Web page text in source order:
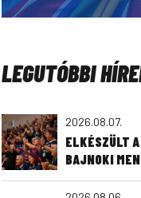
LEGUTÓBBI
2026.08.07.
ELKÉSZÜLT
BAJNOKI